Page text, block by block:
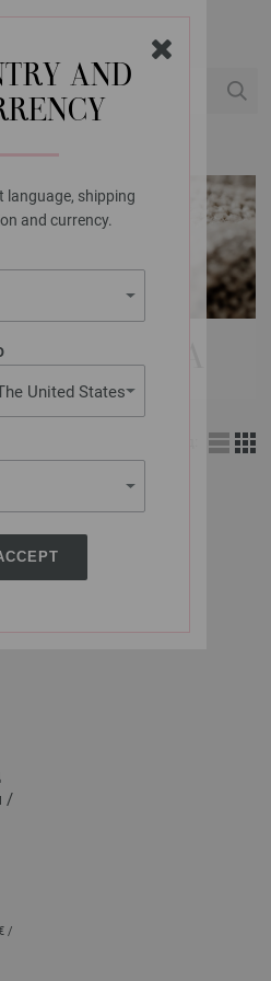
AND
language, shipping
and currency.
United States
GROSSA
/
/